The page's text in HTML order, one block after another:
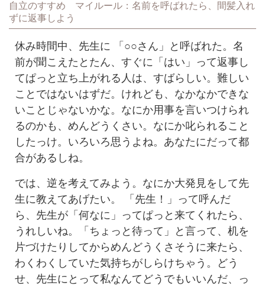
自立のすすめ マイルール：名前を呼ばれたら、間髪入れ
ずに返事しよう
休み時間中、先生に 「○○さん」と呼ばれた。名
前が聞こえたとたん、すぐに「はい」って返事し
てぱっと立ち上がれる人は、すばらしい。難しい
ことではないはずだ。けれども、なかなかできな
いことじゃないかな。なにか用事を言いつけられ
るのかも、めんどうくさい。なにか叱られること
したっけ。いろいろ思うよね。あなたにだって都
合があるしね。
では、逆を考えてみよう。なにか大発見をして先
生に教えてあげたい。 「先生！」って呼んだ
ら、先生が「何なに」ってぱっと来てくれたら、
うれしいね。「ちょっと待って」と言って、机を
片づけたりしてからめんどうくさそうに来たら、
わくわくしていた気持ちがしらけちゃう。どう
せ、先生にとって私なんてどうでもいいんだ、っ